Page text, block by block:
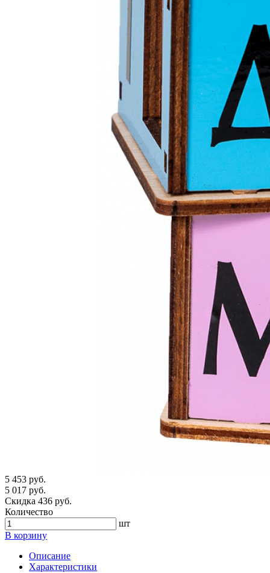
5 453 руб.
5 017 руб.
Скидка 436 руб.
Количество
шт
В корзину
Описание
Характеристики